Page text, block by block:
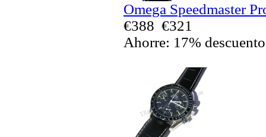
Omega Speedmaster
€388 €321
Ahorre: 17% descuento